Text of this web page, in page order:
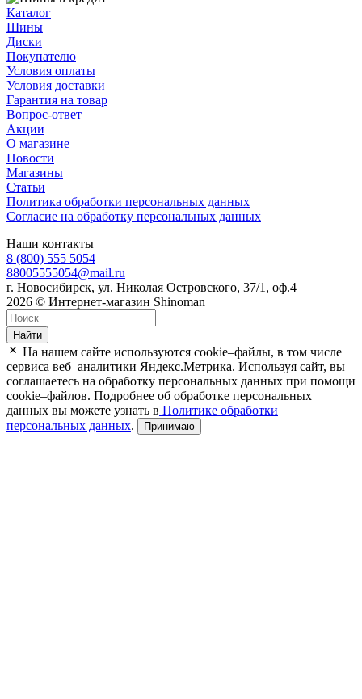
Каталог
Шины
Диски
Покупателю
Условия оплаты
Условия доставки
Гарантия на товар
Вопрос-ответ
Акции
О магазине
Новости
Магазины
Статьи
Политика обработки персональных данных
Согласие на обработку персональных данных
Наши контакты
8 (800) 555 5054
88005555054@mail.ru
г. Новосибирск, ул. Николая Островского, 37/1, оф.4
2026 © Интернет-магазин Shinoman
Найти
На нашем сайте используются cookie–файлы, в том числе
сервиса веб–аналитики Яндекс.Метрика. Используя сайт, вы
соглашаетесь на обработку персональных данных при помощи
cookie–файлов. Подробнее об обработке персональных
данных вы можете узнать в Политике обработки
персональных данных. Принимаю